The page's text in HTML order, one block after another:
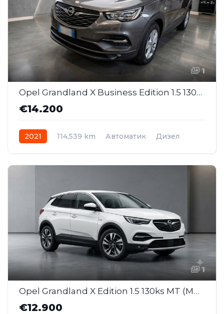
1
Opel Grandland X Business Edition 1.5 130ks AT (MMJ059)
€14.200
2021 114,539 km Автоматик
Дизел
1
Opel Grandland X Edition 1.5 130ks MT (MMJ056)
€12.900